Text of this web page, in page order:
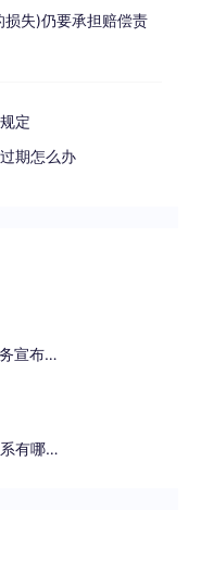
损失)仍要承担赔偿责
定
期怎么办
贵州遵义最大城投逾155亿元债务宣布重组
银行汇票和银行本票的区别和联系有哪些（一文读懂支票、本票和汇票的区别）